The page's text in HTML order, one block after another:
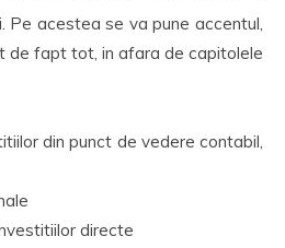
Pe acestea se va pune accentul,
de fapt tot, in afara de capitolele
din punct de vedere contabil,
directe